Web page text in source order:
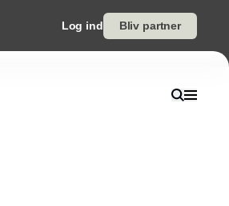
Log ind Bliv partner